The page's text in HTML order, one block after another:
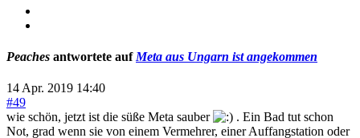
Peaches antwortete auf Meta aus Ungarn ist angekommen
14 Apr. 2019 14:40
#49
wie schön, jetzt ist die süße Meta sauber
. Ein Bad tut schon
Not, grad wenn sie von einem Vermehrer, einer Auffangstation oder